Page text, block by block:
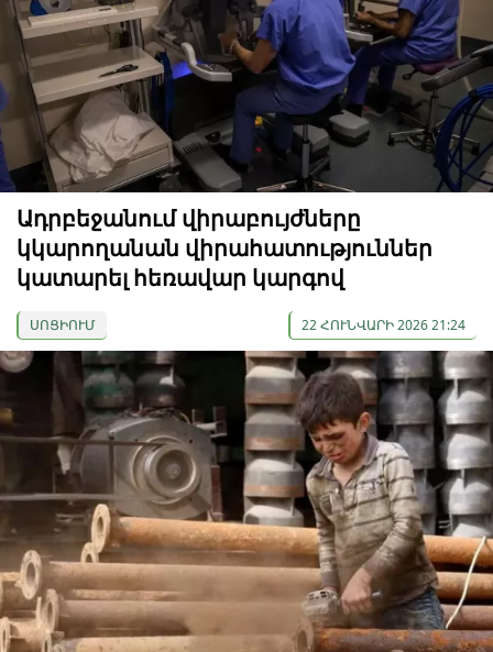
Ադրբեջանում վիրաբույժները
կկարողանան վիրահատություններ
կատարել հեռավար կարգով
ՍՈՑԻՈՒՄ 22 ՀՈՒՆՎԱՐԻ 2026 21:24